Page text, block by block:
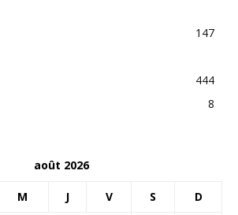
147
444
8
août 2026
M J V S D